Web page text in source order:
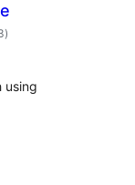
مجموعی
درجہ
)
using